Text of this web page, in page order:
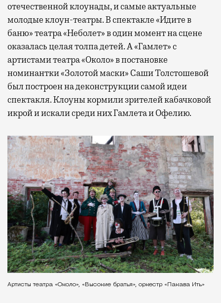
отечественной клоунады, и самые актуальные
молодые клоун-театры. В спектакле «Идите в
баню» театра «Неболет» в один момент на сцене
оказалась целая толпа детей. А «Гамлет» с
артистами театра «Около» в постановке
номинантки «Золотой маски» Саши Толстошевой
был построен на деконструкции самой идеи
спектакля. Клоуны кормили зрителей кабачковой
икрой и искали среди них Гамлета и Офелию.
Артисты театра «Около», «Высокие братья», оркестр «Пакава Ить»